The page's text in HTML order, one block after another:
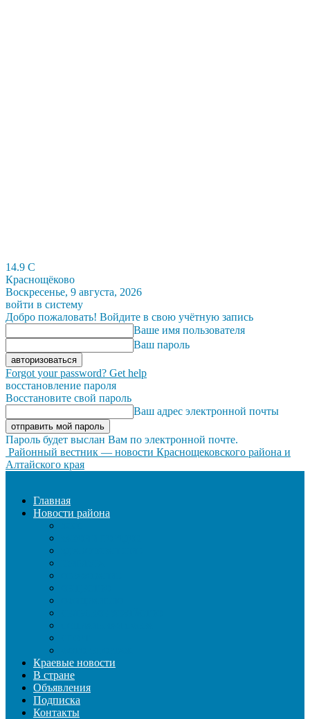
14.9 C
Краснощёково
Воскресенье, 9 августа, 2026
войти в систему
Добро пожаловать! Войдите в свою учётную запись
Ваше имя пользователя
Ваш пароль
Forgot your password? Get help
восстановление пароля
Восстановите свой пароль
Ваш адрес электронной почты
Пароль будет выслан Вам по электронной почте.
Районный вестник — новости Краснощековского района и
Алтайского края
Главная
Новости района
Краевые новости
В стране
Объявления
Подписка
Контакты